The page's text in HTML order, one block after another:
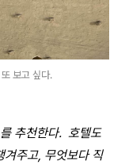
보고 싶다.
추천한다. 호텔도
겨주고, 무엇보다 직